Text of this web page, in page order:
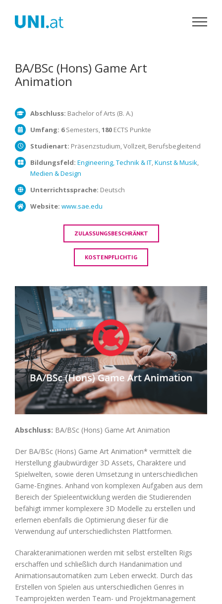
Inhalt
springen
BA/BSc (Hons) Game Art
Animation
Abschluss: Bachelor of Arts (B. A.)
Umfang: 6Semesters,180 ECTS Punkte
Studienart: Präsenzstudium, Vollzeit, Berufsbegleitend
Bildungsfeld: Engineering, Technik & IT,Kunst & Musik,
Medien & Design
Unterrichtssprache: Deutsch
Website: www.sae.edu
ZULASSUNGSBESCHRÄNKT
KOSTENPFLICHTIG
Abschluss: BA/BSc (Hons) Game Art Animation
Der BA/BSc (Hons) Game Art Animation* vermittelt die
Herstellung glaubwürdiger 3D Assets, Charaktere und
Spielwelten, sowie deren Umsetzung in unterschiedlichen
Game-Engines. Anhand von komplexen Aufgaben aus dem
Bereich der Spieleentwicklung werden die Studierenden
befähigt immer komplexere 3D Modelle zu erstellen und
erlernen ebenfalls die Optimierung dieser für die
Verwendung auf unterschiedlichsten Plattformen.
Charakteranimationen werden mit selbst erstellten Rigs
erschaffen und schließlich durch Handanimation und
Animationsautomatiken zum Leben erweckt. Durch das
Erstellen von Spielen aus unterschiedlichen Genres in
Teamprojekten werden Team- und Projektmanagement